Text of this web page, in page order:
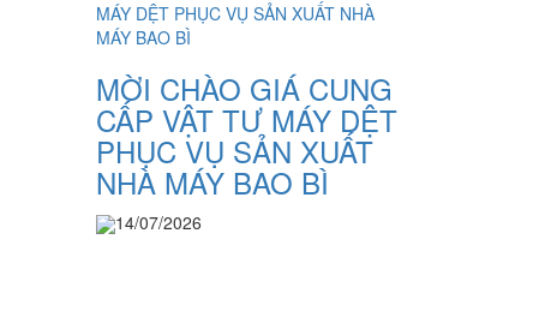
MỜI CHÀO GIÁ CUNG
CẤP VẬT TƯ MÁY DỆT
PHỤC VỤ SẢN XUẤT
NHÀ MÁY BAO BÌ
14/07/2026